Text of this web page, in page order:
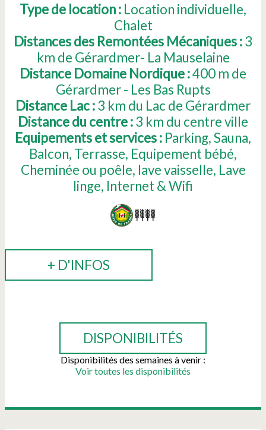
Type de location : Location individuelle
Chalet
Distances des Remontées Mécaniques :3
km de Gérardmer- La Mauselaine
Distance Domaine Nordique :400 m de
Gérardmer - Les Bas Rupts
Distance Lac :3 km du Lac de Gérardmer
Distance du centre :3 km du centre ville
Equipements et services : Parking Sauna
Balcon Terrasse Equipement bébé
Cheminée ou poêle lave vaisselle Lave
linge Internet & Wifi
+ D'INFOS
DISPONIBILITÉS
Disponibilités des semaines à venir :
Voir toutes les disponibilités